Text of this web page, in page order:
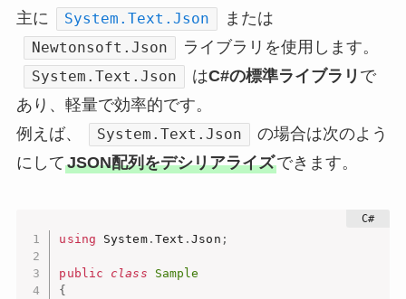
主に
System.Text.Json または
Newtonsoft.Json ライブラリを使用します。
System.Text.Json はC#の標準ライブラリ で
あり、軽量で効率的です。
例えば、
System.Text.Json
の場合は次のよう
にしてJSON配列をデシリアライズできます。
using System. Text .Json ;
public class
Sample
{